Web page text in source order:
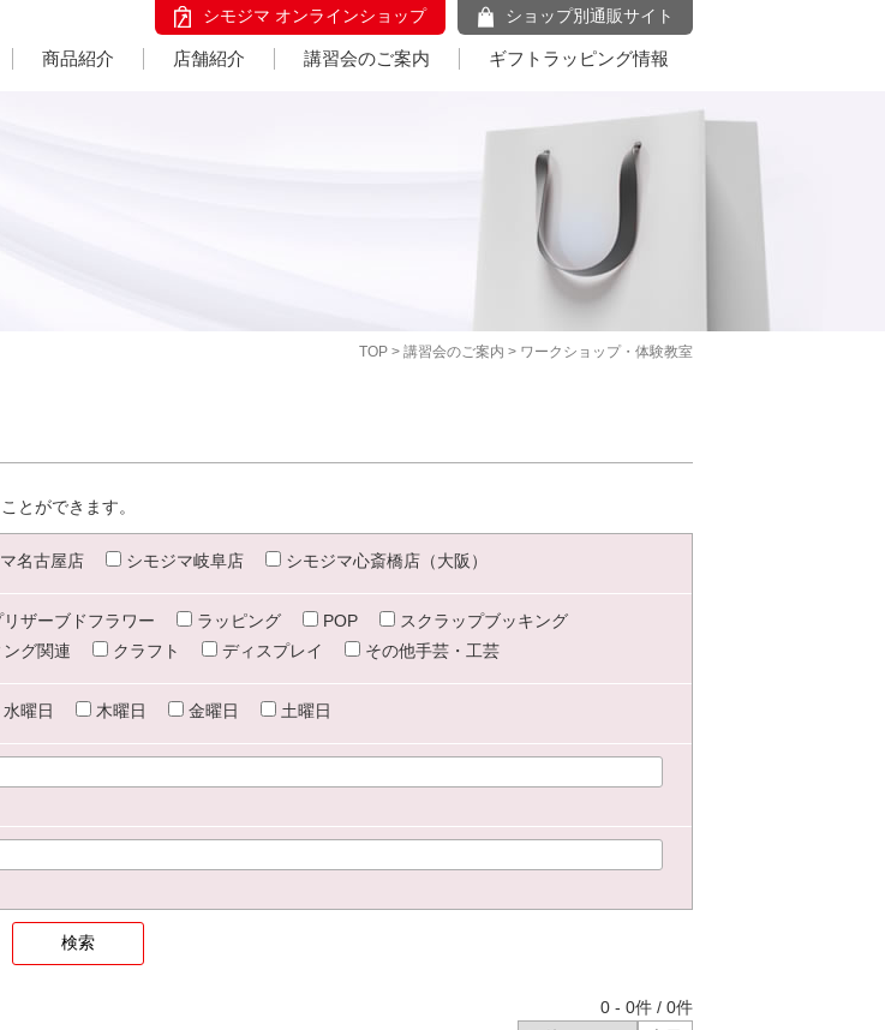
シモジマ オンラインショップ ショップ別通販サイト
商品紹介 店舗紹介 講習会のご案内 ギフトラッピング情報
TOP > 講習会のご案内 > ワークショップ・体験教室
とができます。
名古屋店 シモジマ岐阜店 シモジマ心斎橋店（大阪）
リザーブドフラワー ラッピング POP
スクラップブッキング
グ関連 クラフト ディスプレイ その他手芸・工芸
水曜日 木曜日 金曜日 土曜日
0 - 0件 / 0件